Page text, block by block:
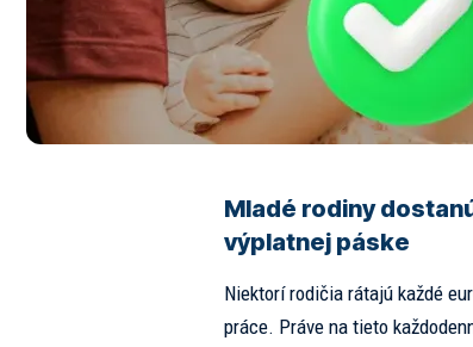
Mladé rodiny
výplatnej páske
Niektorí rodičia rátajú každé
práce. Práve na tieto